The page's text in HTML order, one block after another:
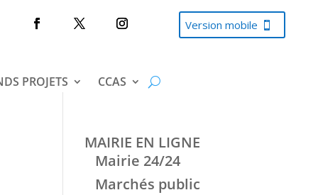
Version mobile
PROJETS CCAS
MAIRIE EN LIGNE
Mairie 24/24
Marchés public